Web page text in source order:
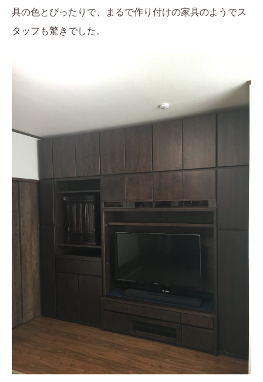
具の色とぴったりで、まるで作り付けの家具のようでス
タッフも驚きでした。